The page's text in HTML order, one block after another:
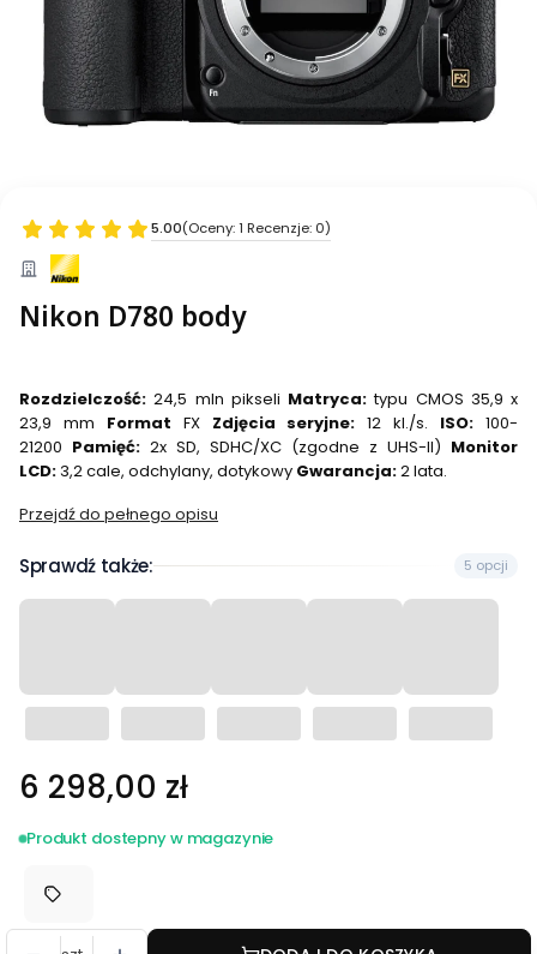
5.00(Oceny: 1 Recenzje: 0)
Nikon D780 body
Rozdzielczość: 24,5 mln pikseli Matryca: typu CMOS 35,9 x
23,9 mm Format FX Zdjęcia seryjne: 12 kl./s. ISO: 100-
21200 Pamięć: 2x SD, SDHC/XC (zgodne z UHS-II) Monitor
LCD:3,2 cale, odchylany, dotykowy Gwarancja:2 lata.
Przejdź do pełnego opisu
Sprawdź także: 5 opcji
Cena
6 298,00 zł
Produkt dostepny w magazynie